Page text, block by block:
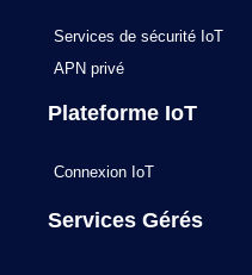
Services de sécurité IoT
APN privé
Plateforme IoT
Connexion IoT
Services Gérés